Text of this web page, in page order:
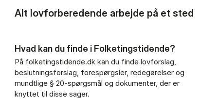
Alt lovforberedende arbejde på et sted
Hvad kan du finde i Folketingstidende?
På folketingstidende.dk kan du finde lovforslag,
beslutningsforslag, forespørgsler, redegørelser og
mundtlige § 20-spørgsmål og dokumenter, der er
knyttet til disse sager.